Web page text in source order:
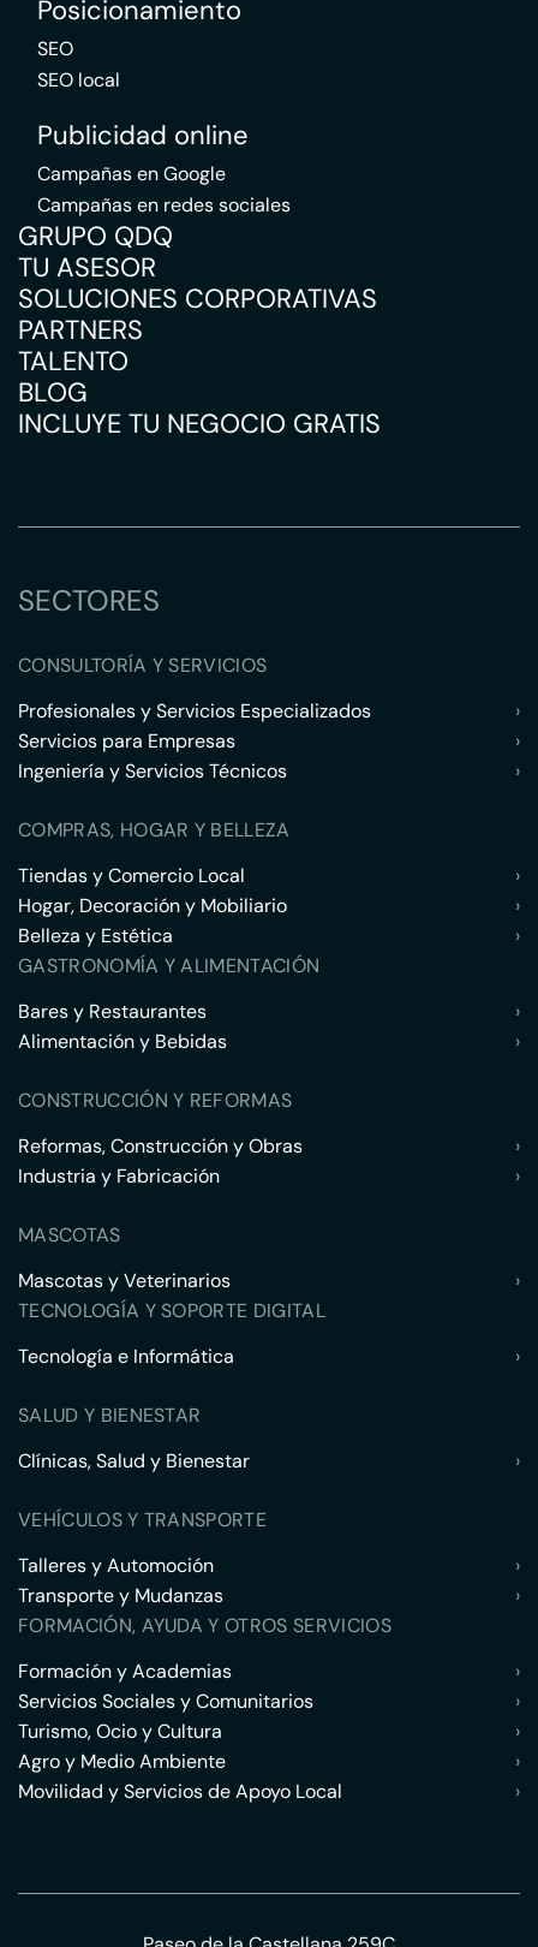
Posicionamiento
SEO
SEO local
Publicidad online
Campañas en Google
Campañas en redes sociales
GRUPO QDQ
TU ASESOR
SOLUCIONES CORPORATIVAS
PARTNERS
TALENTO
BLOG
INCLUYE TU NEGOCIO GRATIS
SECTORES
CONSULTORÍA Y SERVICIOS
Profesionales y Servicios Especializados
›
Servicios para Empresas
›
Ingeniería y Servicios Técnicos
›
COMPRAS, HOGAR Y BELLEZA
Tiendas y Comercio Local
›
Hogar, Decoración y Mobiliario
›
Belleza y Estética
›
GASTRONOMÍA Y ALIMENTACIÓN
Bares y Restaurantes
›
Alimentación y Bebidas
›
CONSTRUCCIÓN Y REFORMAS
Reformas, Construcción y Obras
›
Industria y Fabricación
›
MASCOTAS
Mascotas y Veterinarios
›
TECNOLOGÍA Y SOPORTE DIGITAL
Tecnología e Informática
›
SALUD Y BIENESTAR
Clínicas, Salud y Bienestar
›
VEHÍCULOS Y TRANSPORTE
Talleres y Automoción
›
Transporte y Mudanzas
›
FORMACIÓN, AYUDA Y OTROS SERVICIOS
Formación y Academias
›
Servicios Sociales y Comunitarios
›
Turismo, Ocio y Cultura
›
Agro y Medio Ambiente
›
Movilidad y Servicios de Apoyo Local
›